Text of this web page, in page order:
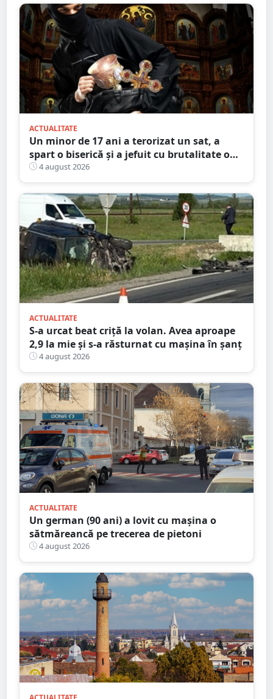
ACTUALITATE
Un minor de 17 ani a terorizat un sat, a
spart o biserică și a jefuit cu brutalitate o
bătrână de 80 de ani
4 august 2026
ACTUALITATE
S-a urcat beat criță la volan. Avea aproape
2,9 la mie și s-a răsturnat cu mașina în șanț
4 august 2026
ACTUALITATE
Un german (90 ani) a lovit cu mașina o
sătmăreancă pe trecerea de pietoni
4 august 2026